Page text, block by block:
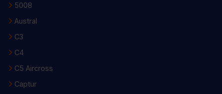
5008
Austral
C3
C4
C5 Aircross
Captur